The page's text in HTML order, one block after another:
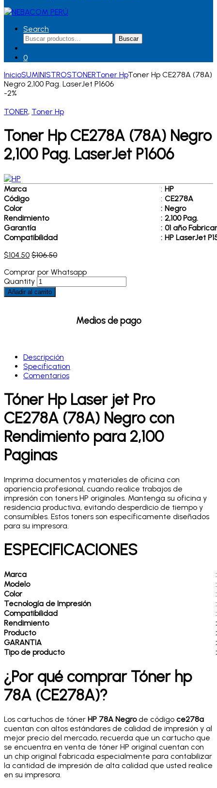
Search
Buscar
por:
Buscar
0
InicioSUMINISTROSTONERToner HpToner Hp CE278A (78A)
Negro 2,100 Pag. LaserJet P1606
-2%
TONER, Toner Hp
Toner Hp CE278A (78A) Negro
2,100 Pag. LaserJet P1606
Marca : HP
Código
: CE278A
Color
: Negro
Rendimiento
: 2,100 Pag.
Garantía
: 01 año
Compatibilidad
: HP LaserJet
$104.50 $106.50
Comprar por Whatsapp
Quantity
Añadir al carrito
Medios de pago
Descripción
Specification
Comentarios
Tóner Hp Laser jet Pro
CE278A (78A) Negro con
Rendimiento para 2,100
Paginas
Imprima documentos y materiales de oficina con
apariencia profesional, cuando realice trabajos de
impresión con toners HP originales. Mantenga su oficina y
residencia productiva, evitando desperdicio de tiempo y
consumibles. Estos toners son específicamente diseñados
para su impresora.
ESPECIFICACIONES
Marca
:
Modelo
:
Color
:
Tecnología de Impresión
:
Compatibilidad
:
Rendimiento
:
Producto
:
GARANTIA
:
Tipo de producto
:
¿Por qué comprar Tóner hp
78A (CE278A)?
Los cartuchos de tóner HP 78A Negrode código ce278a
cuentan con altos estándares de calidad de impresión y al
mejor precio del mercado, recuerda que un cartucho que
se encuentra en venta de tóner HP original cuentan con
un chip original fabricada especialmente para contabilizar
la cantidad de impresión de alta calidad que usted realice
en su impresora.